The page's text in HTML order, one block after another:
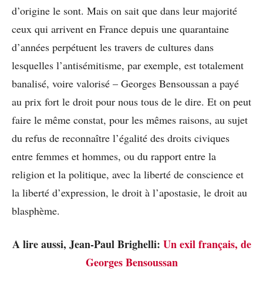
d’origine le sont. Mais on sait que dans leur majorité
ceux qui arrivent en France depuis une quarantaine
d’années perpétuent les travers de cultures dans
lesquelles l’antisémitisme, par exemple, est totalement
banalisé, voire valorisé – Georges Bensoussan a payé
au prix fort le droit pour nous tous de le dire. Et on peut
faire le même constat, pour les mêmes raisons, au sujet
du refus de reconnaître l’égalité des droits civiques
entre femmes et hommes, ou du rapport entre la
religion et la politique, avec la liberté de conscience et
la liberté d’expression, le droit à l’apostasie, le droit au
blasphème.
A lire aussi, Jean-Paul Brighelli: Un exil français, de
Georges Bensoussan